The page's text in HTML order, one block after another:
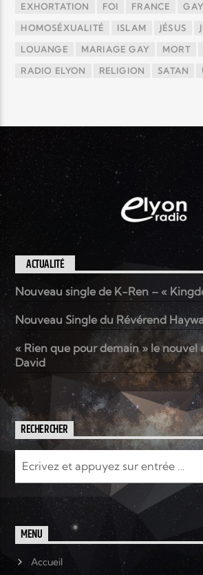
EXHORTATION FOI FRANCE GAY
HOMOSÉXUALITÉ ISLAM JÉSUS
LOUANGE MARIAGE GAY MORT
RADIO ELYON RELIGION SATAN
ACTUALITÉ
Nouveau single de K-Ren – «
Nouveau Single du Révérend
« Rien que pour demain » le nouvel
David
RECHERCHER
MENU
Accueil